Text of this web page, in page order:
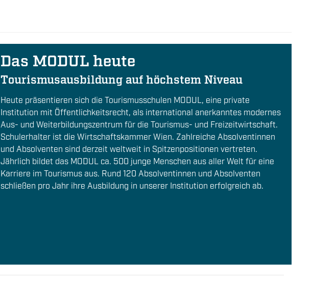
Das MODUL heute
Tourismusausbildung auf höchstem Niveau
Heute präsentieren sich die Tourismusschulen MODUL, eine private
Institution mit Öffentlichkeitsrecht, als international anerkanntes modernes
Aus- und Weiterbildungszentrum für die Tourismus- und Freizeitwirtschaft.
Schulerhalter ist die Wirtschaftskammer Wien. Zahlreiche Absolventinnen
und Absolventen sind derzeit weltweit in Spitzenpositionen vertreten.
Jährlich bildet das MODUL ca. 500 junge Menschen aus aller Welt für eine
Karriere im Tourismus aus. Rund 120 Absolventinnen und Absolventen
schließen pro Jahr ihre Ausbildung in unserer Institution erfolgreich ab.